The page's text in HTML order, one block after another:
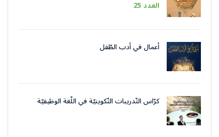
العدد 25
أعمال في أدب الطّفل
كرّاس التّدريبات التّكوينيّة في اللّغة الوظيفيّة
بتقنيات وأسلوب التّحرير الإداريّ